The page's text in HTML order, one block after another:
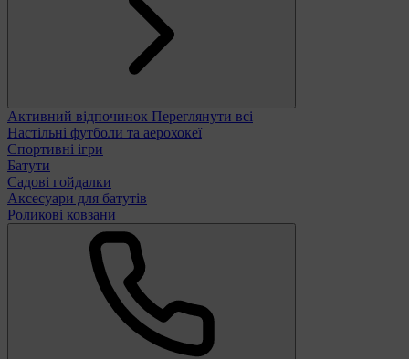
Активний відпочинок Переглянути всі
Настільні футболи та аерохокеї
Спортивні ігри
Батути
Садові гойдалки
Аксесуари для батутів
Роликові ковзани